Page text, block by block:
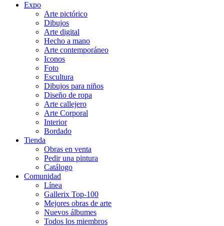
Expo
Arte pictórico
Dibujos
Arte digital
Hecho a mano
Arte contemporáneo
Iconos
Foto
Escultura
Dibujos para niños
Diseño de ropa
Arte callejero
Arte Corporal
Interior
Bordado
Tienda
Obras en venta
Pedir una pintura
Catálogo
Comunidad
Línea
Gallerix Top-100
Mejores obras de arte
Nuevos álbumes
Todos los miembros